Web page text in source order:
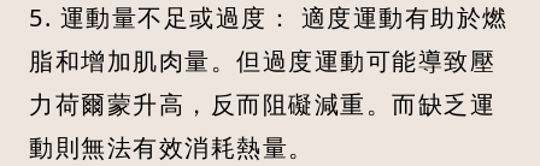
5. 運動量不足或過度： 適度運動有助於燃
脂和增加肌肉量。但過度運動可能導致壓
力荷爾蒙升高，反而阻礙減重。而缺乏運
動則無法有效消耗熱量。